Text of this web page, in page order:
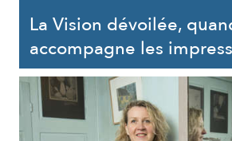
La Vision dévoilée,
accompagne les